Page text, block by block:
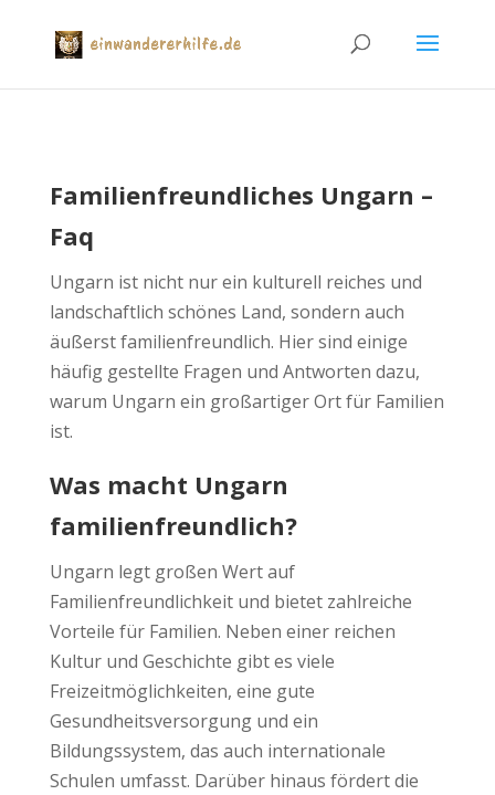
Familienfreundliches Ungarn –
Faq
Ungarn ist nicht nur ein kulturell reiches und
landschaftlich schönes Land, sondern auch
äußerst familienfreundlich. Hier sind einige
häufig gestellte Fragen und Antworten dazu,
warum Ungarn ein großartiger Ort für Familien
ist.
Was macht Ungarn
familienfreundlich?
Ungarn legt großen Wert auf
Familienfreundlichkeit und bietet zahlreiche
Vorteile für Familien. Neben einer reichen
Kultur und Geschichte gibt es viele
Freizeitmöglichkeiten, eine gute
Gesundheitsversorgung und ein
Bildungssystem, das auch internationale
Schulen umfasst. Darüber hinaus fördert die